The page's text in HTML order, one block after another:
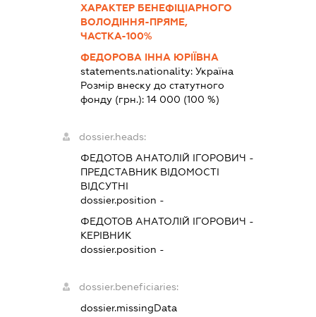
ХАРАКТЕР БЕНЕФІЦІАРНОГО
ВОЛОДІННЯ-ПРЯМЕ,
ЧАСТКА-100%
ФЕДОРОВА ІННА ЮРІЇВНА
statements.nationality:Україна
Розмір внеску до статутного
фонду (грн.):14 000 (100 %)
dossier.heads:
ФЕДОТОВ АНАТОЛІЙ ІГОРОВИЧ -
ПРЕДСТАВНИК ВІДОМОСТІ
ВІДСУТНІ
dossier.position -
ФЕДОТОВ АНАТОЛІЙ ІГОРОВИЧ -
КЕРІВНИК
dossier.position -
dossier.beneficiaries:
dossier.missingData